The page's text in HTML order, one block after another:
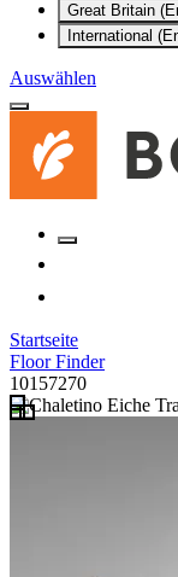
Great Britain
International
Auswählen
Startseite
Floor Finder
10157270